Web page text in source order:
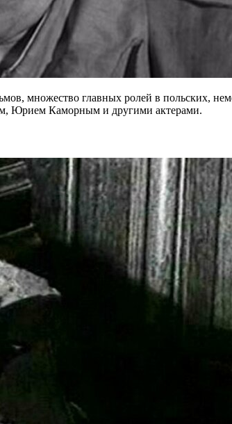
множество главных ролей в польских,
Юрием Каморным и другими актерами.